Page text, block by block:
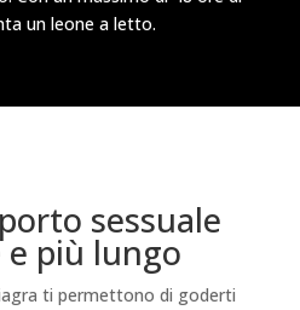
un leone a letto.
sessuale
più lungo
ti permettono di goderti